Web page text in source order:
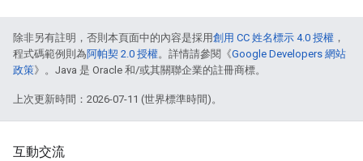
除非另有註明，否則本頁面中的內容是採用創用 CC 姓名標示 4.0 授權 ，
程式碼範例則為阿帕契 2.0 授權。詳情請參閱《Google Developers 網站
政策》。Java 是 Oracle 和/或其關聯企業的註冊商標。
上次更新時間：2026-07-11 (世界標準時間)。
互動交流